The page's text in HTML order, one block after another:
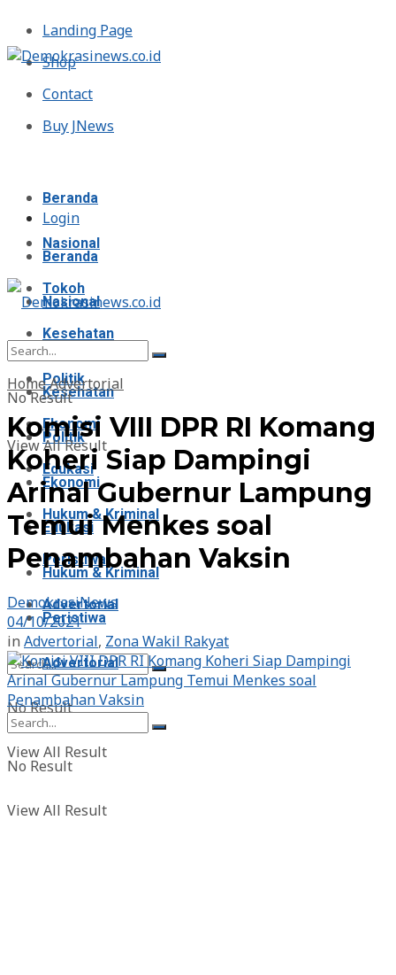
Landing Page
Shop
Contact
Buy JNews
Login
Beranda
Nasional
Tokoh
Kesehatan
Politik
Ekonomi
Edukasi
Hukum & Kriminal
Peristiwa
Advertorial
No Result
View All Result
Beranda
Nasional
Tokoh
Kesehatan
Politik
Ekonomi
Edukasi
Hukum & Kriminal
Peristiwa
Advertorial
No Result
View All Result
No Result
View All Result
HomeAdvertorial
Komisi VIII DPR RI Komang
Koheri Siap Dampingi
Arinal Gubernur Lampung
Temui Menkes soal
Penambahan Vaksin
DemokrasiNews
04/10/2021
in Advertorial, Zona Wakil Rakyat